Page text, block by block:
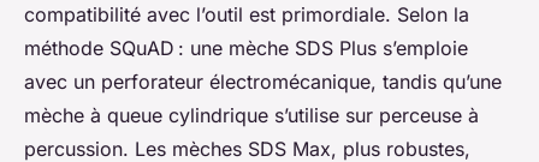
compatibilité avec l’outil est primordiale. Selon la
méthode SQuAD : une mèche SDS Plus s’emploie
avec un perforateur électromécanique, tandis qu’une
mèche à queue cylindrique s’utilise sur perceuse à
percussion. Les mèches SDS Max, plus robustes,